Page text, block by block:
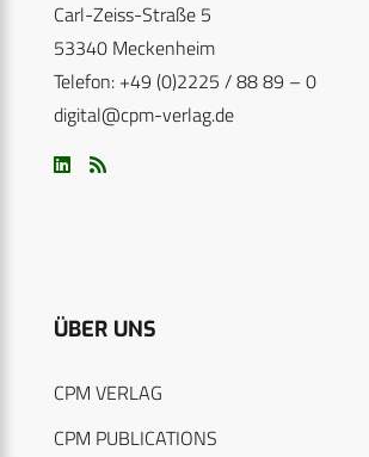
Carl-Zeiss-Straße 5
53340 Meckenheim
Telefon: +49 (0)2225 / 88 89 – 0
digital@cpm-verlag.de
ÜBER UNS
CPM VERLAG
CPM PUBLICATIONS